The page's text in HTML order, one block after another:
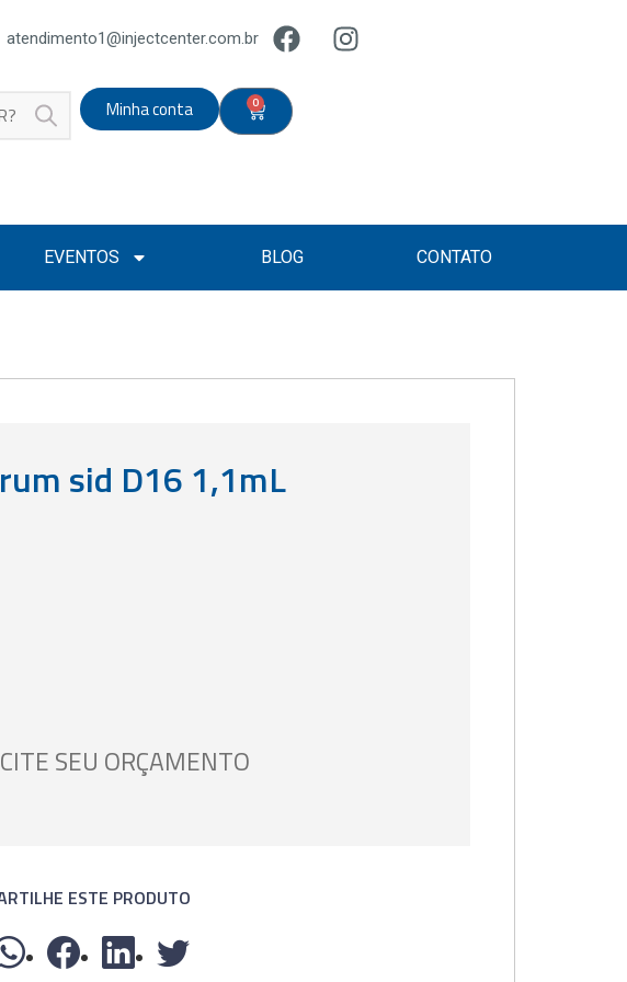
atendimento1@injectcenter.com.br
Minha conta 0
EVENTOS BLOG CONTATO
sid D16 1,1mL
SEU ORÇAMENTO
ESTE PRODUTO